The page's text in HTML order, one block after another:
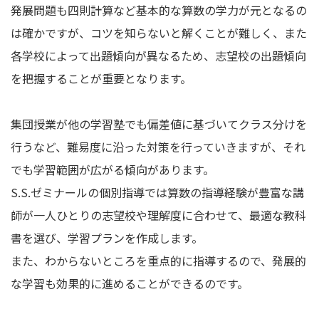
発展問題も四則計算など基本的な算数の学力が元となるの
は確かですが、コツを知らないと解くことが難しく、また
各学校によって出題傾向が異なるため、志望校の出題傾向
を把握することが重要となります。
集団授業が他の学習塾でも偏差値に基づいてクラス分けを
行うなど、難易度に沿った対策を行っていきますが、それ
でも学習範囲が広がる傾向があります。
S.S.ゼミナールの個別指導では算数の指導経験が豊富な講
師が一人ひとりの志望校や理解度に合わせて、最適な教科
書を選び、学習プランを作成します。
また、わからないところを重点的に指導するので、発展的
な学習も効果的に進めることができるのです。